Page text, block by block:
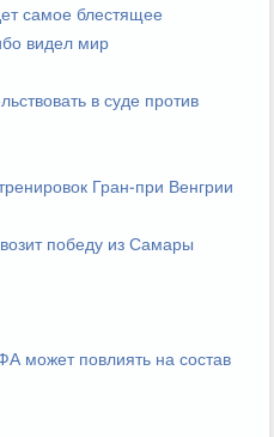
самое блестящее
видел мир
в суде против
Гран-при Венгрии
победу из Самары
может повлиять на состав